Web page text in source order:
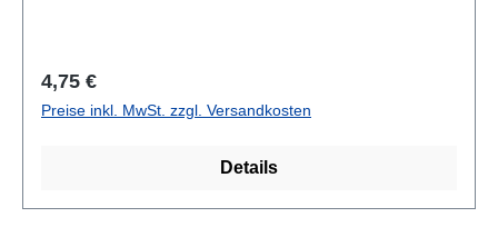
Regulärer Preis:
4,75 €
Preise inkl. MwSt. zzgl. Versandkosten
Details